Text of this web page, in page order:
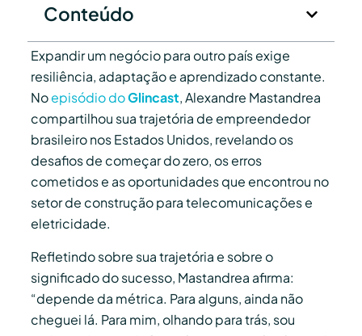
Conteúdo
Expandir um negócio para outro país exige
resiliência, adaptação e aprendizado constante.
Noepisódio doGlincast, Alexandre Mastandrea
compartilhou sua trajetória de empreendedor
brasileiro nos Estados Unidos, revelando os
desafios de começar do zero, os erros
cometidos e as oportunidades que encontrou no
setor de construção para telecomunicações e
eletricidade.
Refletindo sobre sua trajetória e sobre o
significado do sucesso, Mastandrea afirma:
“depende da métrica. Para alguns, ainda não
cheguei lá. Para mim, olhando para trás, sou